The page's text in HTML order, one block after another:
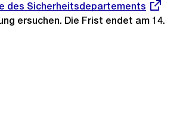
des Sicherheitsdepartements
ersuchen. Die Frist endet am 14.